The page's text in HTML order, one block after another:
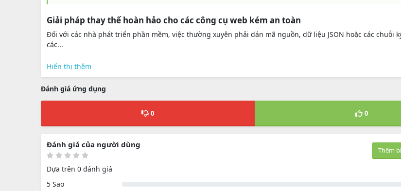
Giải pháp thay thế hoàn hảo cho các công cụ web kém an toàn
Đối với các nhà phát triển phần mềm, việc thường xuyên phải dán mã nguồn, dữ liệu JSON hoặc các chuỗi
các...
Hiển thị thêm
Đánh giá ứng dụng
0 0
Thêm
Đánh giá của người dùng
Dựa trên 0 đánh giá
5 Sao